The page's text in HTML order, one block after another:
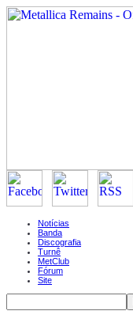
Notícias
Banda
Discografia
Turnê
MetClub
Fórum
Site